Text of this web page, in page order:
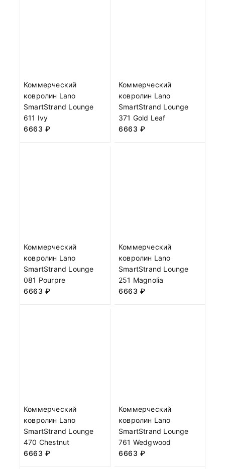
Коммерческий
ковролин Lano
SmartStrand Lounge
611 Ivy
6663 ₽
Коммерческий
ковролин Lano
SmartStrand Lounge
371 Gold Leaf
6663 ₽
Коммерческий
ковролин Lano
SmartStrand Lounge
081 Pourpre
6663 ₽
Коммерческий
ковролин Lano
SmartStrand Lounge
251 Magnolia
6663 ₽
Коммерческий
ковролин Lano
SmartStrand Lounge
470 Chestnut
6663 ₽
Коммерческий
ковролин Lano
SmartStrand Lounge
761 Wedgwood
6663 ₽